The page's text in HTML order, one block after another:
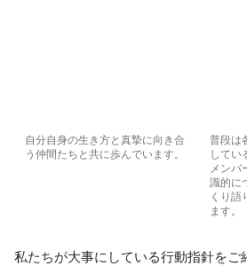
自分自身の生き方と真摯に向き合
う仲間たちと共に歩んでいます。
普段は
してい
メンバ
識的に
くり語
ます。
私たちが大事にしている行動指針をご